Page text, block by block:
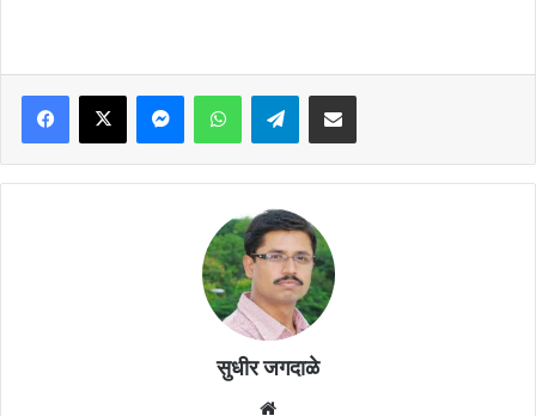
Facebook
X MessengerWhatsAppTelegramShare via Email
सुधीर जगदाळे